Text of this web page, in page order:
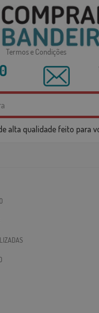
Termos e Condições
alta qualidade feito para